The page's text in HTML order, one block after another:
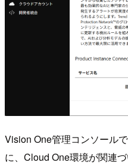
Vision One管理コンソール
に、Cloud One環境が関連